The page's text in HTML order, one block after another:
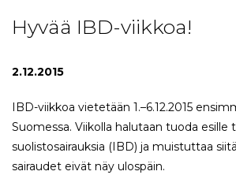
Hyvää IBD-viikkoa!
2.12.2015
IBD-viikkoa vietetään 1.–6.12.2015
Suomessa. Viikolla halutaan tuoda esille
suolistosairauksia (IBD) ja muistuttaa
sairaudet eivät näy ulospäin.